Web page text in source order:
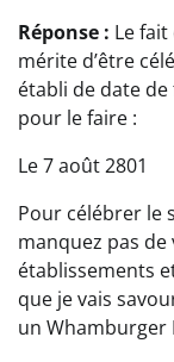
Réponse : Le
mérite d’être
établi de date
pour le faire :
Le 7 août 2801
Pour célébrer le
manquez pas de
établissements
que je vais
un Whamburger